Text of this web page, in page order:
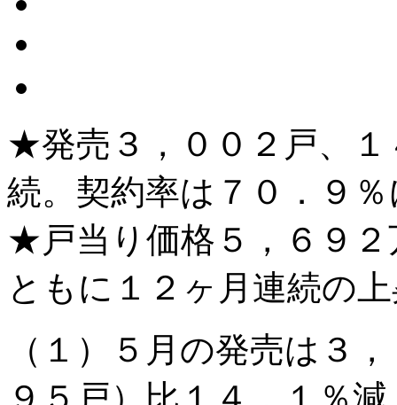
★発売３，００２戸、１
続。契約率は７０．９
★戸当り価格５，６９２
ともに１２ヶ月連続の
（１）５月の発売は３